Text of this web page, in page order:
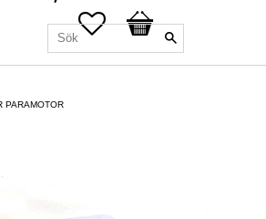
Favoriter
Kundvagn
PARAMOTOR